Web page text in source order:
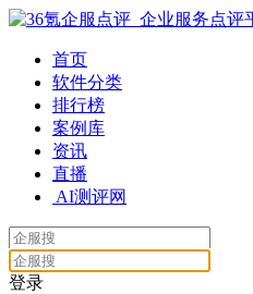
首页
软件分类
排行榜
案例库
资讯
直播
AI测评网
登录